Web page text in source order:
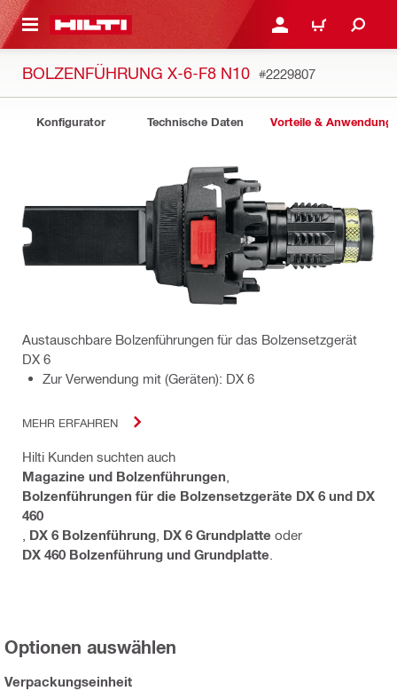
ANMELDEN ODER
WARENKORB
BOLZENFÜHRUNG X-6-F8 N10 #2229807
Konfigurator Technische Daten Vorteile &
Austauschbare Bolzenführungen für das Bolzensetzgerät
DX 6
Zur Verwendung mit (Geräten): DX 6
MEHR ERFAHREN
Hilti Kunden suchten auch
Magazine und Bolzenführungen
Bolzenführungen für die Bolzensetzgeräte DX 6 und DX
460
DX 6 Bolzenführung DX 6 Grundplatte oder
DX 460 Bolzenführung und Grundplatte
Optionen auswählen
Verpackungseinheit